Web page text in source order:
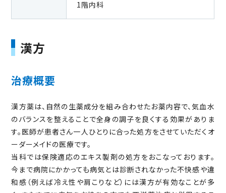
1階内科
漢方
治療概要
漢方薬は、自然の生薬成分を組み合わせたお薬内容で、気血水
のバランスを整えることで全身の調子を良くする効果がありま
す。医師が患者さん一人ひとりに合った処方をさせていただくオ
ーダーメイドの医療です。
当科では保険適応のエキス製剤の処方をおこなっております。
今まで病院にかかっても病気とは診断されなかった不快感や違
和感（例えば冷え性や肩こりなど）には漢方が有効なことが多